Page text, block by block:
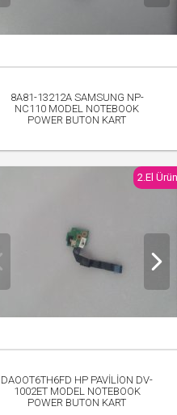
8A81-13212A SAMSUNG NP-
NC110 MODEL NOTEBOOK
POWER BUTON KART
2.El Ürün
DAOOT6TH6FD HP PAVİLİON DV-
1002ET MODEL NOTEBOOK
POWER BUTON KART